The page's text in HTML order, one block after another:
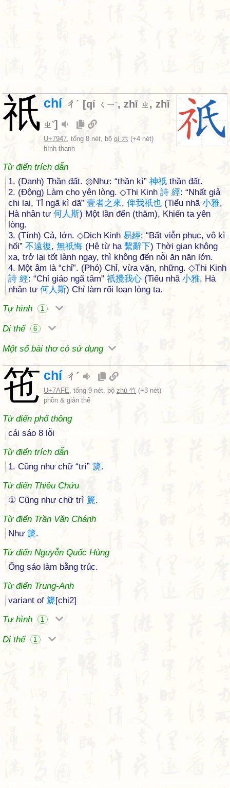
祇 chí ㄔˊ [qí ㄑㄧˊ, zhī ㄓ , zhǐ
ㄓˇ]
U+7947, tổng 8 nét, bộ qí 示 (+4 nét)
hình thanh
Từ điển trích dẫn
1. (Danh) Thần đất. ◎Như: “thần kì” 神祇 thần đất.
2. (Động) Làm cho yên lòng. ◇Thi Kinh 詩 經: “Nhất giả
chi lai, Tỉ ngã kì dã” 壹者之來, 俾我祇也 (Tiểu nhã 小雅,
Hà nhân tư 何人斯) Một lần đến (thăm), Khiến ta yên
lòng.
3. (Tính) Cả, lớn. ◇Dịch Kinh 易經: “Bất viễn phục, vô kì
hối” 不遠復, 無祇悔 (Hệ từ hạ 繫辭下) Thời gian không
xa, trở lại tốt lành ngay, thì không đến nỗi ăn năn lớn.
4. Một âm là “chỉ”. (Phó) Chỉ, vừa vặn, những. ◇Thi Kinh
詩 經: “Chỉ giảo ngã tâm” 祇攪我心 (Tiểu nhã 小雅, Hà
nhân tư 何人斯) Chỉ làm rối loạn lòng ta.
Tự hình
1
Dị thể 6
Một số bài thơ có sử dụng
竾 chí ㄔˊ
U+7AFE, tổng 9 nét, bộ zhú 竹 (+3 nét)
phồn & giản thể
Từ điển phổ thông
cái sáo 8 lỗi
Từ điển trích dẫn
1. Cũng như chữ “trì” 篪.
Từ điển Thiều Chửu
① Cũng như chữ trì 篪.
Từ điển Trần Văn Chánh
Như 篪.
Từ điển Nguyễn Quốc Hùng
Ống sáo làm bằng trúc.
Từ điển Trung-Anh
variant of 篪[chi2]
Tự hình
1
Dị thể 1